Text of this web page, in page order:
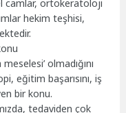
camlar, ortokeratoloji
hekim teşhisi,
olmadığını
eğitim başarısını, iş
bir konu.
tedaviden çok